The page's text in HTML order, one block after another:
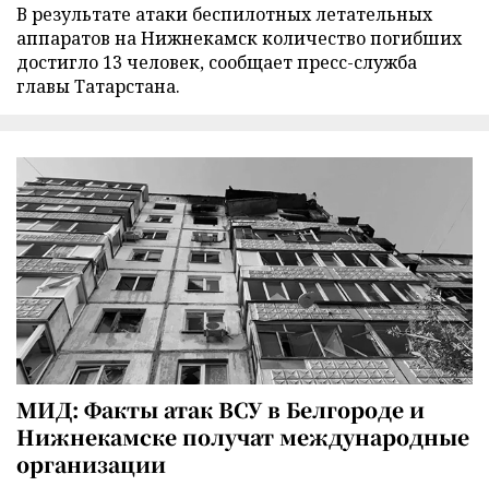
В результате атаки беспилотных летательных
аппаратов на Нижнекамск количество погибших
достигло 13 человек, сообщает пресс-служба
главы Татарстана.
МИД: Факты атак ВСУ в Белгороде и
Нижнекамске получат международные
организации